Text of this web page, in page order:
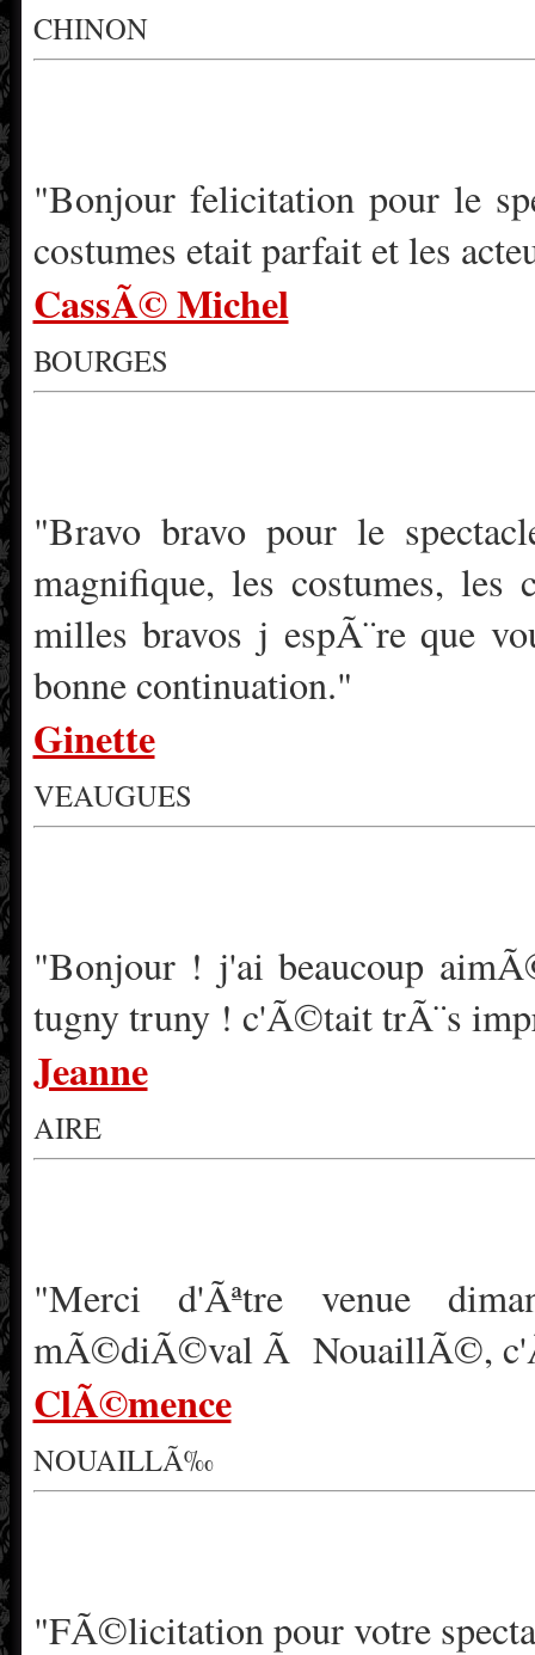
CHINON
"Bonjour felicitation pour le
costumes etait parfait et les
CassÃ© Michel
BOURGES
"Bravo bravo pour le
magnifique, les costumes, les
milles bravos j espÃ¨re que
bonne continuation."
Ginette
VEAUGUES
"Bonjour ! j'ai beaucoup
tugny truny ! c'Ã©tait trÃ¨s
Jeanne
AIRE
"Merci d'Ãªtre venue
mÃ©diÃ©val Ã NouaillÃ©,
ClÃ©mence
NOUAILLÃ‰
"FÃ©licitation pour votre